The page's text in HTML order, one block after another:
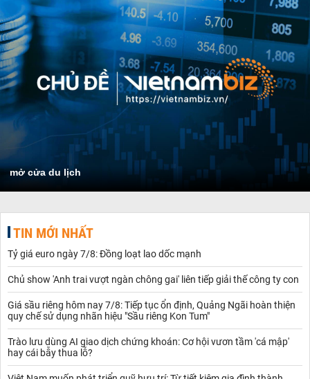
mở cửa du lịch
TIN MỚI NHẤT
Tỷ giá euro ngày 7/8: Đồng loạt lao dốc mạnh
Chủ show 'Anh trai vượt ngàn chông gai' liên tiếp giải thế công ty con
Giá sầu riêng hôm nay 7/8: Tiếp tục ổn định, Quảng Ngãi hoàn thiện
quy chế sử dụng nhãn hiệu "Sầu riêng Kon Tum"
Trào lưu dùng AI giao dịch chứng khoán: Cơ hội vươn tầm 'cá mập'
hay cái bẫy thua lỗ?